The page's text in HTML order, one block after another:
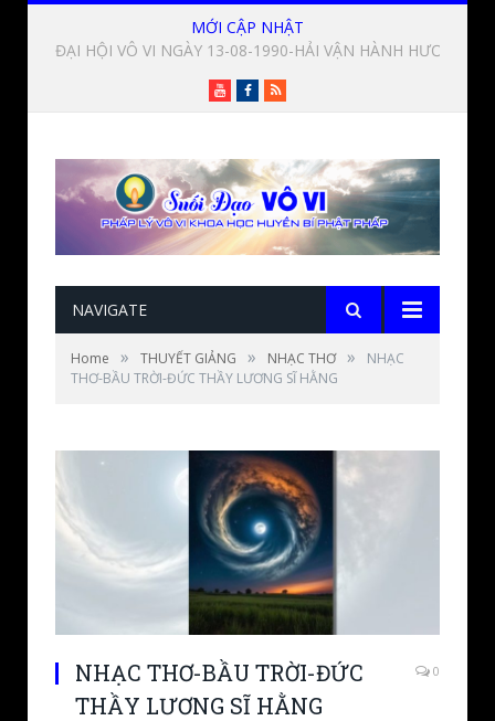
MỚI CẬP NHẬT
NHẠC THƠ-EM BÉ VÔ VI-ĐỨC THẦY LƯƠNG SĨ HẰNG
YoutubeFacebook
RSS
NAVIGATE
Home » THUYẾT GIẢNG » NHẠC THƠ »
NHẠC
THƠ-BẦU TRỜI-ĐỨC THẦY LƯƠNG SĨ HẰNG
NHẠC THƠ-BẦU TRỜI-ĐỨC
THẦY LƯƠNG SĨ HẰNG
0